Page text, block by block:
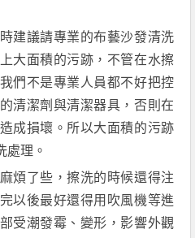
建議請專業的布藝沙發清洗
大面積的污跡，不管在水擦
們不是專業人員都不好把控
清潔劑與清潔器具，否則在
成損壞。所以大面積的污跡
處理。
煩了些，擦洗的時候還得注
以後最好還得用吹風機等進
受潮發霉、變形，影響外觀